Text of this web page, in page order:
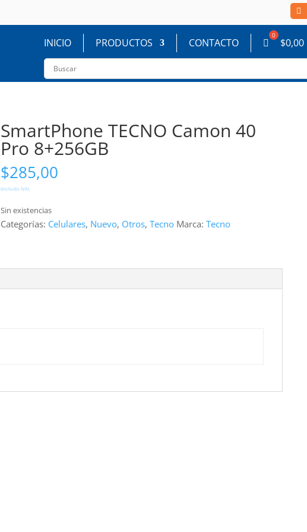
INICIO PRODUCTOS CONTACTO $0,00
SmartPhone TECNO Camon 40
Pro 8+256GB
$285,00
(Incluido IVA)
Sin existencias
Categorías: Celulares, Nuevo, Otros, Tecno Marca: Tecno